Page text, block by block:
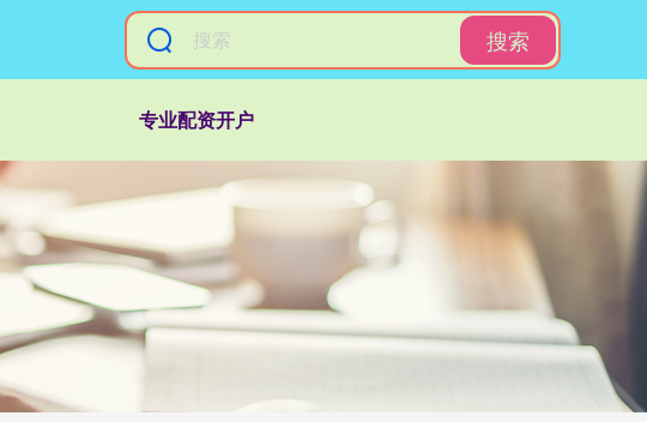
搜索
专业配资开户